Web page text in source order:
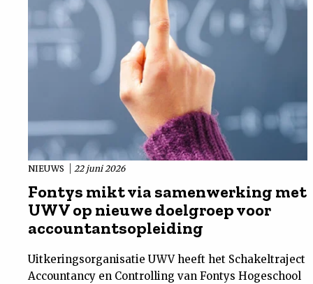
NIEUWS 22 juni 2026
Fontys mikt via samenwerking met
UWV op nieuwe doelgroep voor
accountantsopleiding
Uitkeringsorganisatie UWV heeft het Schakeltraject
Accountancy en Controlling van Fontys Hogeschool